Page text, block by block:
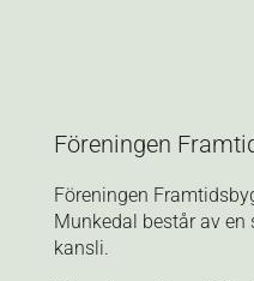
Föreningen
Föreningen
Munkedal består av
kansli.